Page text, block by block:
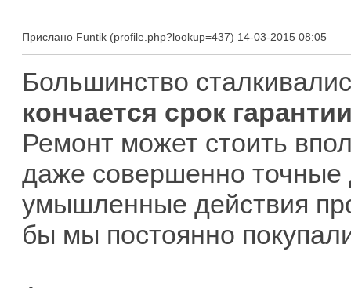
Прислано Funtik 14-03-2015 08:05
Большинство
кончается срок
Ремонт может стоить
даже совершенно точные
умышленные действия
бы мы постоянно